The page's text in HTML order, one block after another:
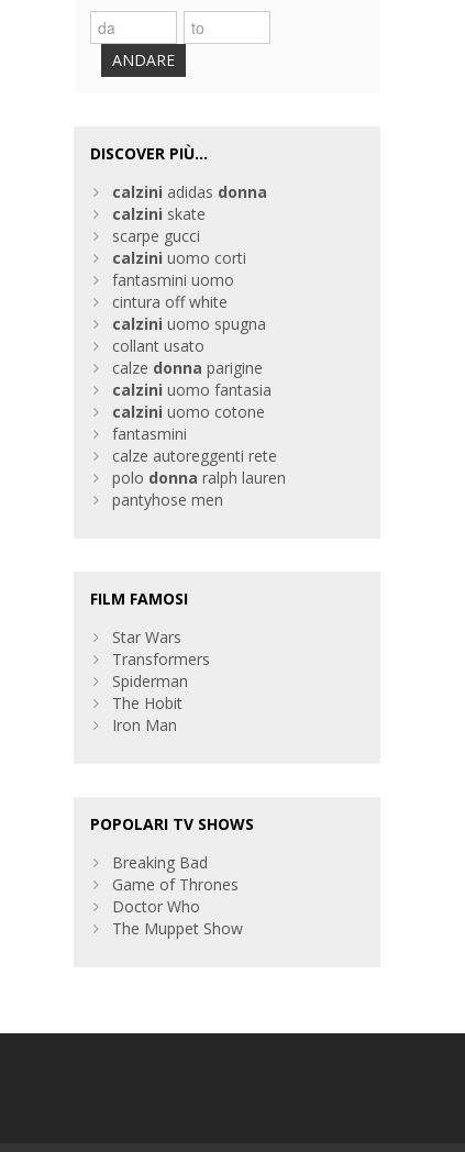
ANDARE
DISCOVER PIÙ...
calzini adidas donna
calzini skate
scarpe gucci
calzini uomo corti
fantasmini uomo
cintura off white
calzini uomo spugna
collant usato
calze donna parigine
calzini uomo fantasia
calzini uomo cotone
fantasmini
calze autoreggenti rete
polo donna ralph lauren
pantyhose men
FILM FAMOSI
Star Wars
Transformers
Spiderman
The Hobit
Iron Man
POPOLARI TV SHOWS
Breaking Bad
Game of Thrones
Doctor Who
The Muppet Show